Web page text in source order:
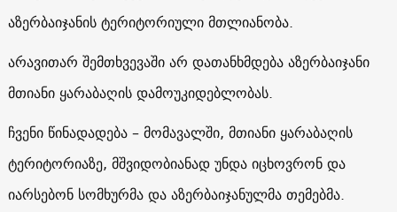
აზერბაიჯანის ტერიტორიული მთლიანობა.
არავითარ შემთხვევაში არ დათანხმდება აზერბაიჯანი
მთიანი ყარაბაღის დამოუკიდებლობას.
ჩვენი წინადადება – მომავალში, მთიანი ყარაბაღის
ტერიტორიაზე, მშვიდობიანად უნდა იცხოვრონ და
იარსებონ სომხურმა და აზერბაიჯანულმა თემებმა.